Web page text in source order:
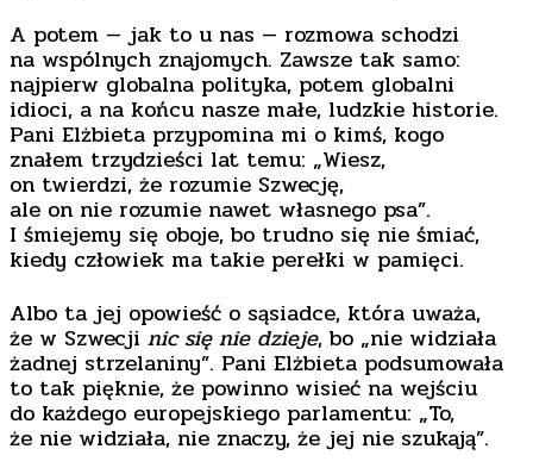
A potem — jak to u nas — rozmowa schodzi
na wspólnych znajomych. Zawsze tak samo:
najpierw globalna polityka, potem globalni
idioci, a na końcu nasze małe, ludzkie historie.
Pani Elżbieta przypomina mi o kimś, kogo
znałem trzydzieści lat temu: „Wiesz,
on twierdzi, że rozumie Szwecję,
ale on nie rozumie nawet własnego psa”.
I śmiejemy się oboje, bo trudno się nie śmiać,
kiedy człowiek ma takie perełki w pamięci.
Albo ta jej opowieść o sąsiadce, która uważa,
że w Szwecji nic się nie dzieje, bo „nie widziała
żadnej strzelaniny”. Pani Elżbieta podsumowała
to tak pięknie, że powinno wisieć na wejściu
do każdego europejskiego parlamentu: „To,
że nie widziała, nie znaczy, że jej nie szukają”.